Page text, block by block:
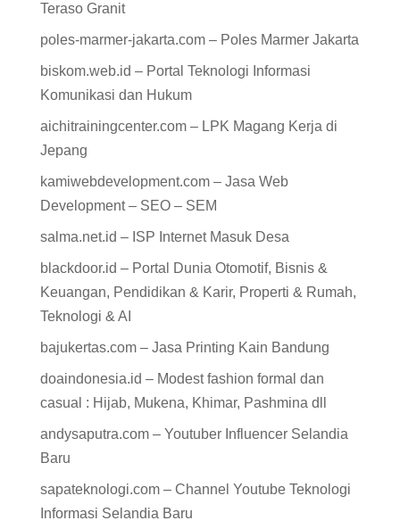
Teraso Granit
poles-marmer-jakarta.com – Poles Marmer Jakarta
biskom.web.id – Portal Teknologi Informasi
Komunikasi dan Hukum
aichitrainingcenter.com – LPK Magang Kerja di
Jepang
kamiwebdevelopment.com – Jasa Web
Development – SEO – SEM
salma.net.id – ISP Internet Masuk Desa
blackdoor.id – Portal Dunia Otomotif, Bisnis &
Keuangan, Pendidikan & Karir, Properti & Rumah,
Teknologi & AI
bajukertas.com – Jasa Printing Kain Bandung
doaindonesia.id – Modest fashion formal dan
casual : Hijab, Mukena, Khimar, Pashmina dll
andysaputra.com – Youtuber Influencer Selandia
Baru
sapateknologi.com – Channel Youtube Teknologi
Informasi Selandia Baru